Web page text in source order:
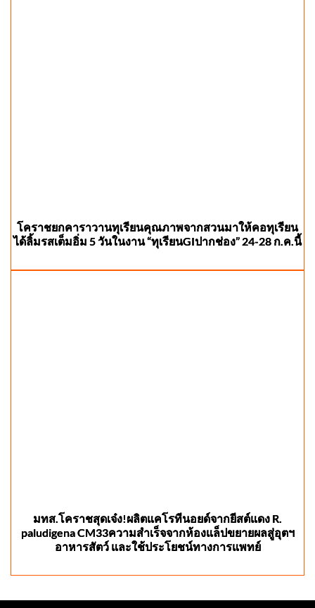
โคราชยกคาราวานทุเรียนคุณภาพจากสวนมาให้คอทุเรียน
ได้ลิ้มรสเต็มอิ่ม 5 วันในงาน “ทุเรียนGIปากช่อง” 24-28 ก.ค.นี้
มทส.โคราชสุดเจ๋ง!ผลิตแคโรทีนอยด์จากยีสต์แดง R.
paludigena CM33ความสำเร็จจากห้องแล็ปขยายผลสู่อุตฯ
อาหารสัตว์ และใช้ประโยชน์ทางการแพทย์